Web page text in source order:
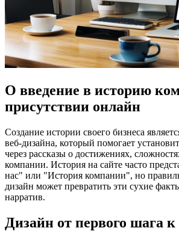
О введение в историю
присутствии онлайн
Создание истории своего бизнеса
веб-дизайна, который помогает
через рассказы о достижениях,
компании. История на сайте часто
нас" или "История компании", но
дизайн может превратить эти сухие
нарратив.
Дизайн от первого шага к